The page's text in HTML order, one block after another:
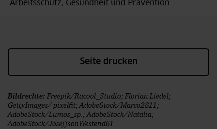
Arbeitsschutz, Gesundheit und Prävention
Seite drucken
Bildrechte: Freepik/Racool_Studio; Florian Liedel;
GettyImages/ pixelfit; AdobeStock/Marco2811;
AdobeStock/Lumos_sp.; AdobeStock/Natalia;
AdobeStock/JoseffsonWestend61